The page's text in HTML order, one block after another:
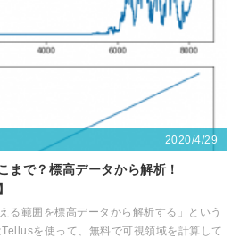
2020/4/29
まで？標高データから解析！
る範囲を標高データから解析する」という
を使って、無料で可視領域を計算して